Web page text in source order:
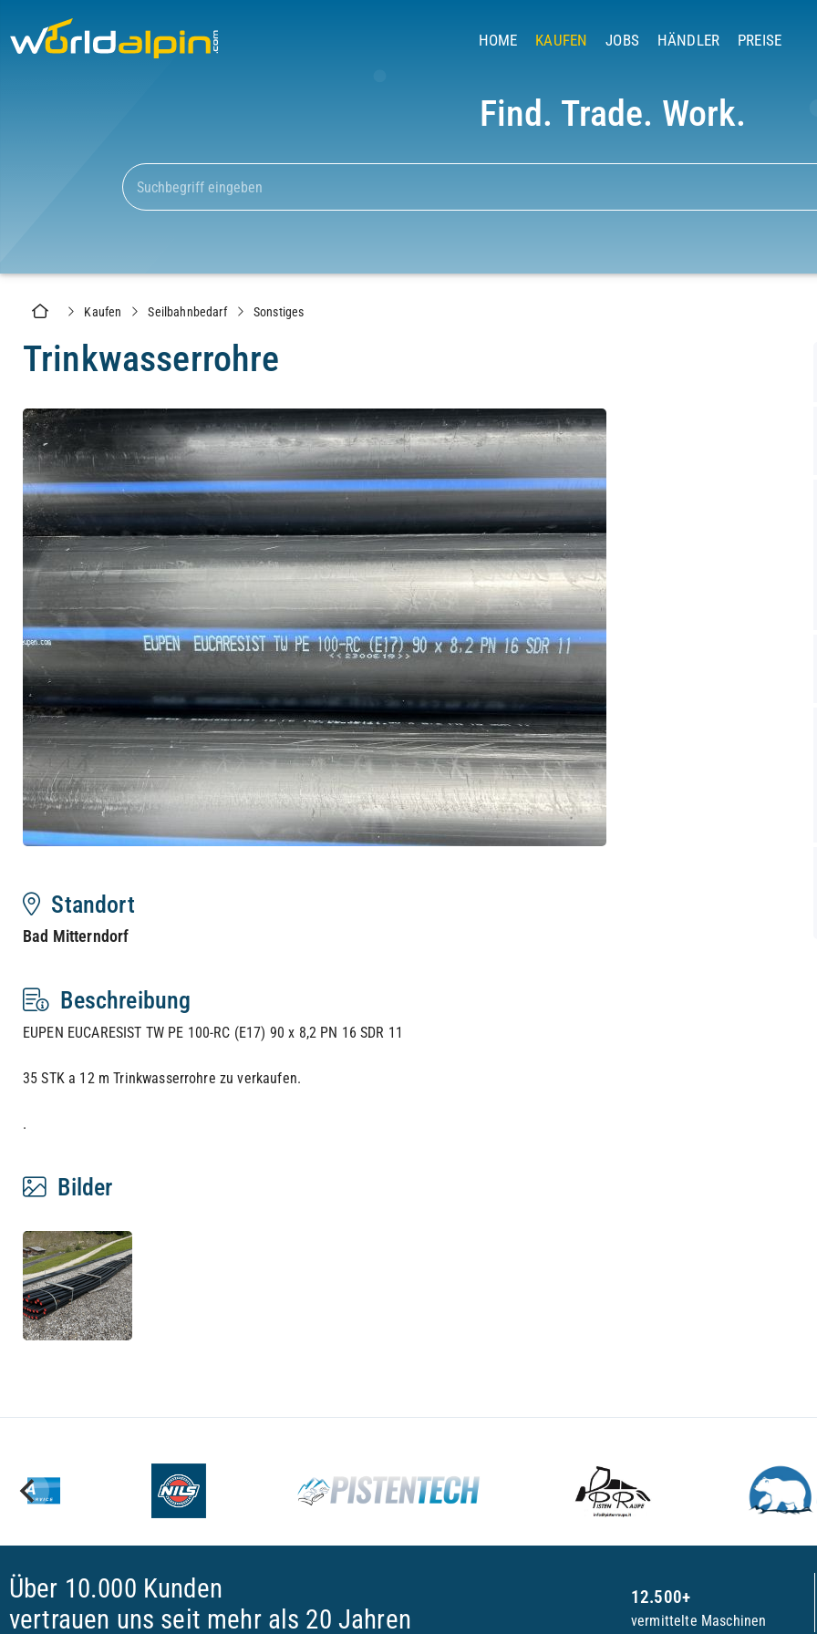
HOME KAUFEN JOBS HÄNDLER PREISE
Find. Trade. Work.
Kaufen Seilbahnbedarf Sonstiges
Trinkwasserrohre
Standort
Bad Mitterndorf
Beschreibung
EUPEN EUCARESIST TW PE 100-RC (E17) 90 x 8,2 PN 16 SDR 11
35 STK a 12 m Trinkwasserrohre zu verkaufen.
.
Bilder
Über 10.000 Kunden
vertrauen uns seit mehr als 20 Jahren
12.500+
vermittelte Maschinen